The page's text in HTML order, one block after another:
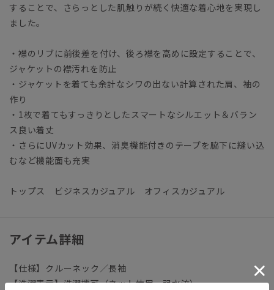
することで、さらっとした肌触りが続く快適な着心地を実現し
ました。
・襟のリブに前後差を付け、後ろ襟を高めに設定することで、
ジャケットの襟汚れを防止
・ジャケットを着ても余計なシワの出ない計算された肩、袖の
作り
・1枚で着てもすっきりとしたスマートなシルエット＆バラン
ス良い着丈
・さらにUVカット効果、消臭機能付きのテープを脇下に縫い込
むなど機能面も充実
トップス ビジネスカジュアル オフィスカジュアル
アイテム詳細
【仕様】クルーネック／長袖
【洗濯表示】洗濯機可（ネット使用・弱水流）